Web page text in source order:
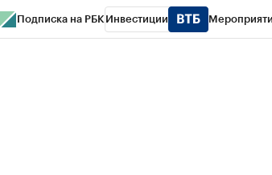
Подписка на РБК Инвестиции